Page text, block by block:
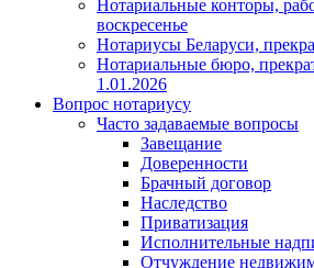
Нотариальные конторы,
воскресенье
Нотариусы Беларуси,
Нотариальные бюро,
1.01.2026
Вопрос нотариусу
Часто задаваемые вопросы
Завещание
Доверенности
Брачный договор
Наследство
Приватизация
Исполнительные
Отчуждение